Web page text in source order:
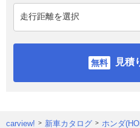
見積
carview! 新車カタログ ホンダ